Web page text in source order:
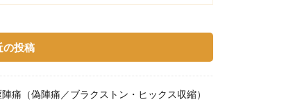
の投稿
痛（偽陣痛／ブラクストン・ヒックス収縮）